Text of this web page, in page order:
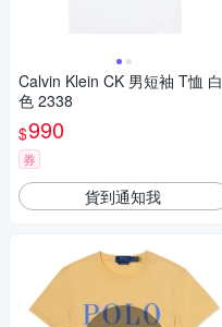
Calvin Klein CK 男短袖 T恤 白
色 2338
$990
券
貨到通知我